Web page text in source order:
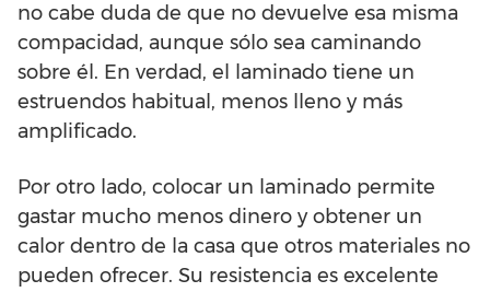
no cabe duda de que no devuelve esa misma
compacidad, aunque sólo sea caminando
sobre él. En verdad, el laminado tiene un
estruendos habitual, menos lleno y más
amplificado.
Por otro lado, colocar un laminado permite
gastar mucho menos dinero y obtener un
calor dentro de la casa que otros materiales no
pueden ofrecer. Su resistencia es excelente